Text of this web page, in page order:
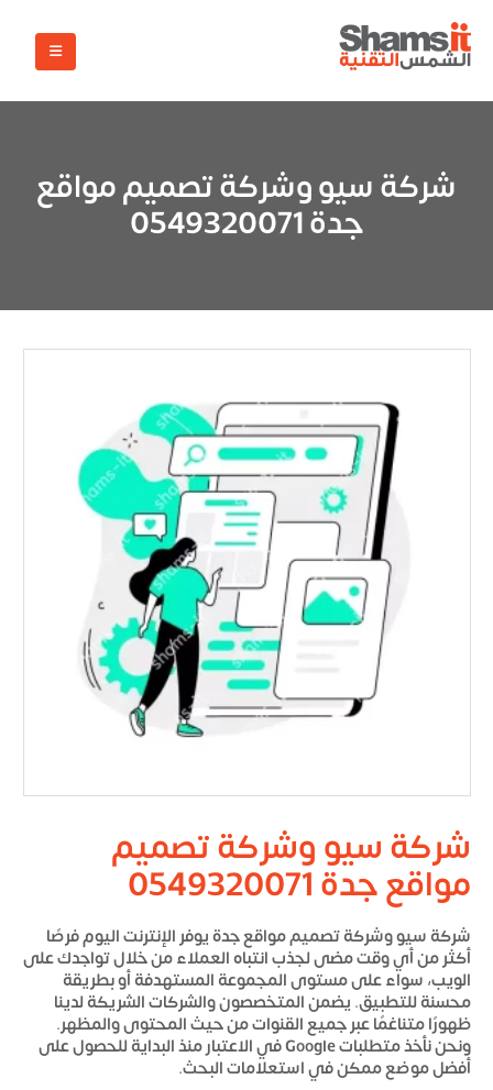
شركة سيو وشركة تصميم مواقع
جدة 0549320071
شركة سيو وشركة تصميم
مواقع جدة 0549320071
شركة سيو وشركة تصميم مواقع جدةيوفر الإنترنت اليوم فرصًا
أكثر من أي وقت مضى لجذب انتباه العملاء من خلال تواجدك على
الويب، سواء على مستوى المجموعة المستهدفة أو بطريقة
محسنة للتطبيق. يضمن المتخصصون والشركات الشريكة لدينا
ظهورًا متناغمًا عبر جميع القنوات من حيث المحتوى والمظهر.
ونحن نأخذ متطلبات Google في الاعتبار منذ البداية للحصول على
أفضل موضع ممكن في استعلامات البحث.